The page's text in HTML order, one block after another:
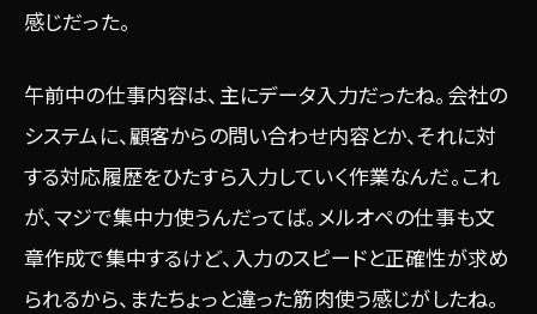
感じだった。
午前中の仕事内容は、主にデータ入力だったね。会社の
システムに、顧客からの問い合わせ内容とか、それに対
する対応履歴をひたすら入力していく作業なんだ。これ
が、マジで集中力使うんだってば。メルオペの仕事も文
章作成で集中するけど、入力のスピードと正確性が求め
られるから、またちょっと違った筋肉使う感じがしたね。